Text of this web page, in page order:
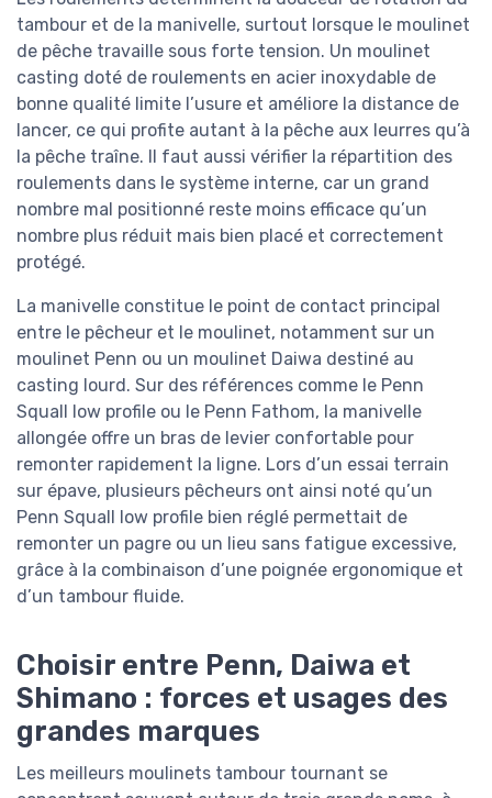
tambour et de la manivelle, surtout lorsque le moulinet
de pêche travaille sous forte tension. Un moulinet
casting doté de roulements en acier inoxydable de
bonne qualité limite l’usure et améliore la distance de
lancer, ce qui profite autant à la pêche aux leurres qu’à
la pêche traîne. Il faut aussi vérifier la répartition des
roulements dans le système interne, car un grand
nombre mal positionné reste moins efficace qu’un
nombre plus réduit mais bien placé et correctement
protégé.
La manivelle constitue le point de contact principal
entre le pêcheur et le moulinet, notamment sur un
moulinet Penn ou un moulinet Daiwa destiné au
casting lourd. Sur des références comme le Penn
Squall low profile ou le Penn Fathom, la manivelle
allongée offre un bras de levier confortable pour
remonter rapidement la ligne. Lors d’un essai terrain
sur épave, plusieurs pêcheurs ont ainsi noté qu’un
Penn Squall low profile bien réglé permettait de
remonter un pagre ou un lieu sans fatigue excessive,
grâce à la combinaison d’une poignée ergonomique et
d’un tambour fluide.
Choisir entre Penn, Daiwa et
Shimano : forces et usages des
grandes marques
Les meilleurs moulinets tambour tournant se